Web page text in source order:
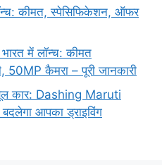
कीमत, स्पेसिफिकेशन, ऑफर
में लॉन्च: कीमत
कैमरा – पूरी जानकारी
कार: Dashing Maruti
आपका ड्राइविंग